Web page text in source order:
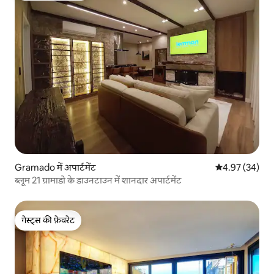
Gramado में अपार्टमेंट औसत रेटिंग 5 में
4.97 (34)
ब्लूम 21 ग्रामाडो के डाउनटाउन में शानदार अपार्टमेंट
गेस्ट्स की फ़ेवरेट
गेस्ट्स की फ़ेवरेट